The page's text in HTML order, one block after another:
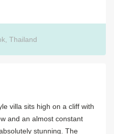
Thailand
villa sits high on a cliff with
and an almost constant
stunning. The